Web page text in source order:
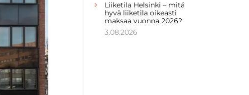
Liiketila Helsinki – mitä
hyvä liiketila oikeasti
maksaa vuonna 2026?
3.08.2026